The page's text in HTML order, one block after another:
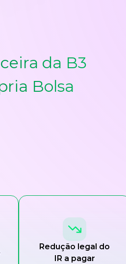
da B3
Bolsa
Redução legal do
IR a pagar